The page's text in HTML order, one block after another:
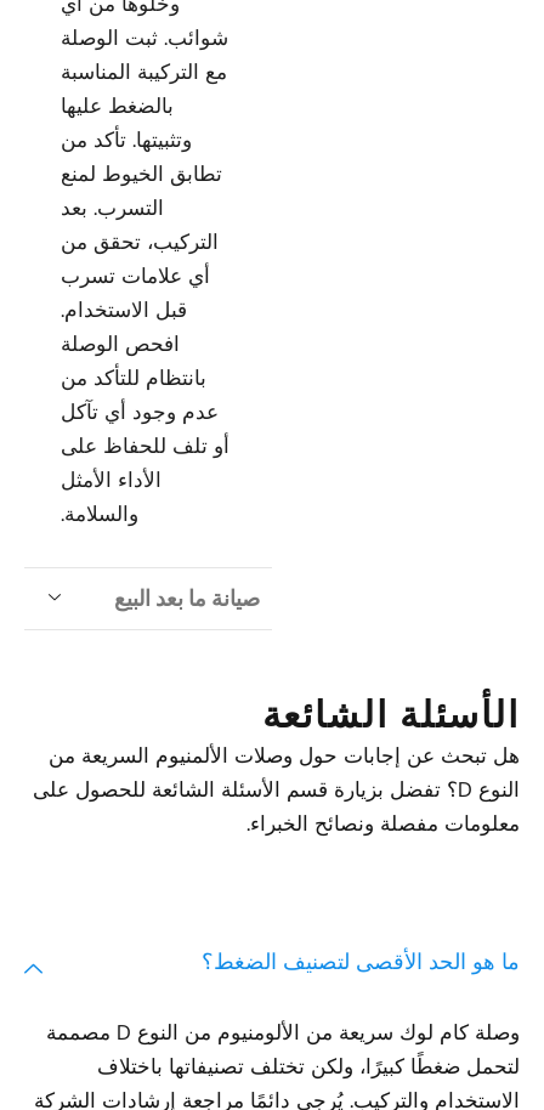
شوائب. ثبت الوصلة
مع التركيبة المناسبة
بالضغط عليها
وتثبيتها. تأكد من
تطابق الخيوط لمنع
التسرب. بعد
التركيب، تحقق من
أي علامات تسرب
قبل الاستخدام.
افحص الوصلة
بانتظام للتأكد من
عدم وجود أي تآكل
أو تلف للحفاظ على
الأداء الأمثل
والسلامة.
صيانة ما بعد البيع
الأسئلة الشائعة
هل تبحث عن إجابات حول وصلات الألمنيوم السريعة من
النوع D؟ تفضل بزيارة قسم الأسئلة الشائعة للحصول على
معلومات مفصلة ونصائح الخبراء.
ما هو الحد الأقصى لتصنيف الضغط؟
وصلة كام لوك سريعة من الألومنيوم من النوع D مصممة
لتحمل ضغطًا كبيرًا، ولكن تختلف تصنيفاتها باختلاف
الاستخدام والتركيب. يُرجى دائمًا مراجعة إرشادات الشركة